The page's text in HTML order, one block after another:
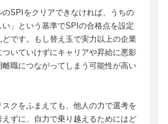
SPIをクリアできなければ、うちの
」という基準でSPIの合格点を設定
どです。もし替え玉で実力以上の企業
いていけずにキャリアや昇給に悪影
職につながってしまう可能性が高い
クをふまえても、他人の力で選考を
ずに、自力で乗り越えるためにはど